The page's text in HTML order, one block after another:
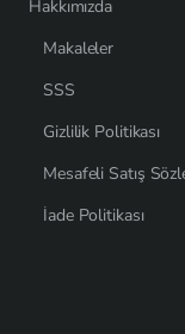
Hakkımızda
Makaleler
SSS
Gizlilik Politikası
İade Politikası